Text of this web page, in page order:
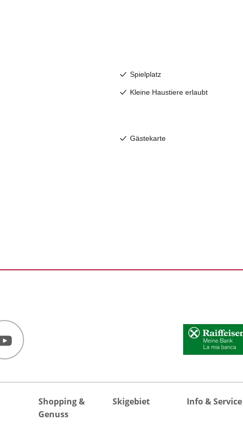
Shopping &
Genuss
Skigebiet Info & Service